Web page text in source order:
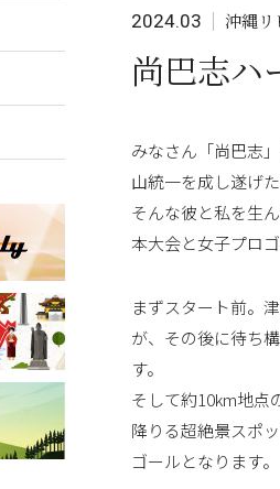
2024.03 沖縄
尚巴志ハ
みなさん「尚巴志
山統一を成し遂げ
そんな彼と私を生
本大会と女子プロ
まずスタート前。
が、その後に待ち
す。
そして約10km地点
降りる超絶景スポ
ゴールとなります。